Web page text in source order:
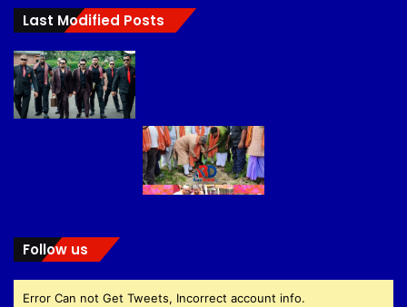
Last Modified Posts
Follow us
Error Can not Get Tweets, Incorrect account info.